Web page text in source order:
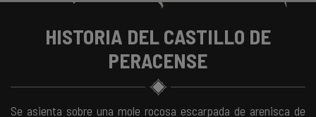
HISTORIA DEL CASTILLO DE
PERACENSE
Se asienta sobre una mole rocosa escarpada de arenisca de